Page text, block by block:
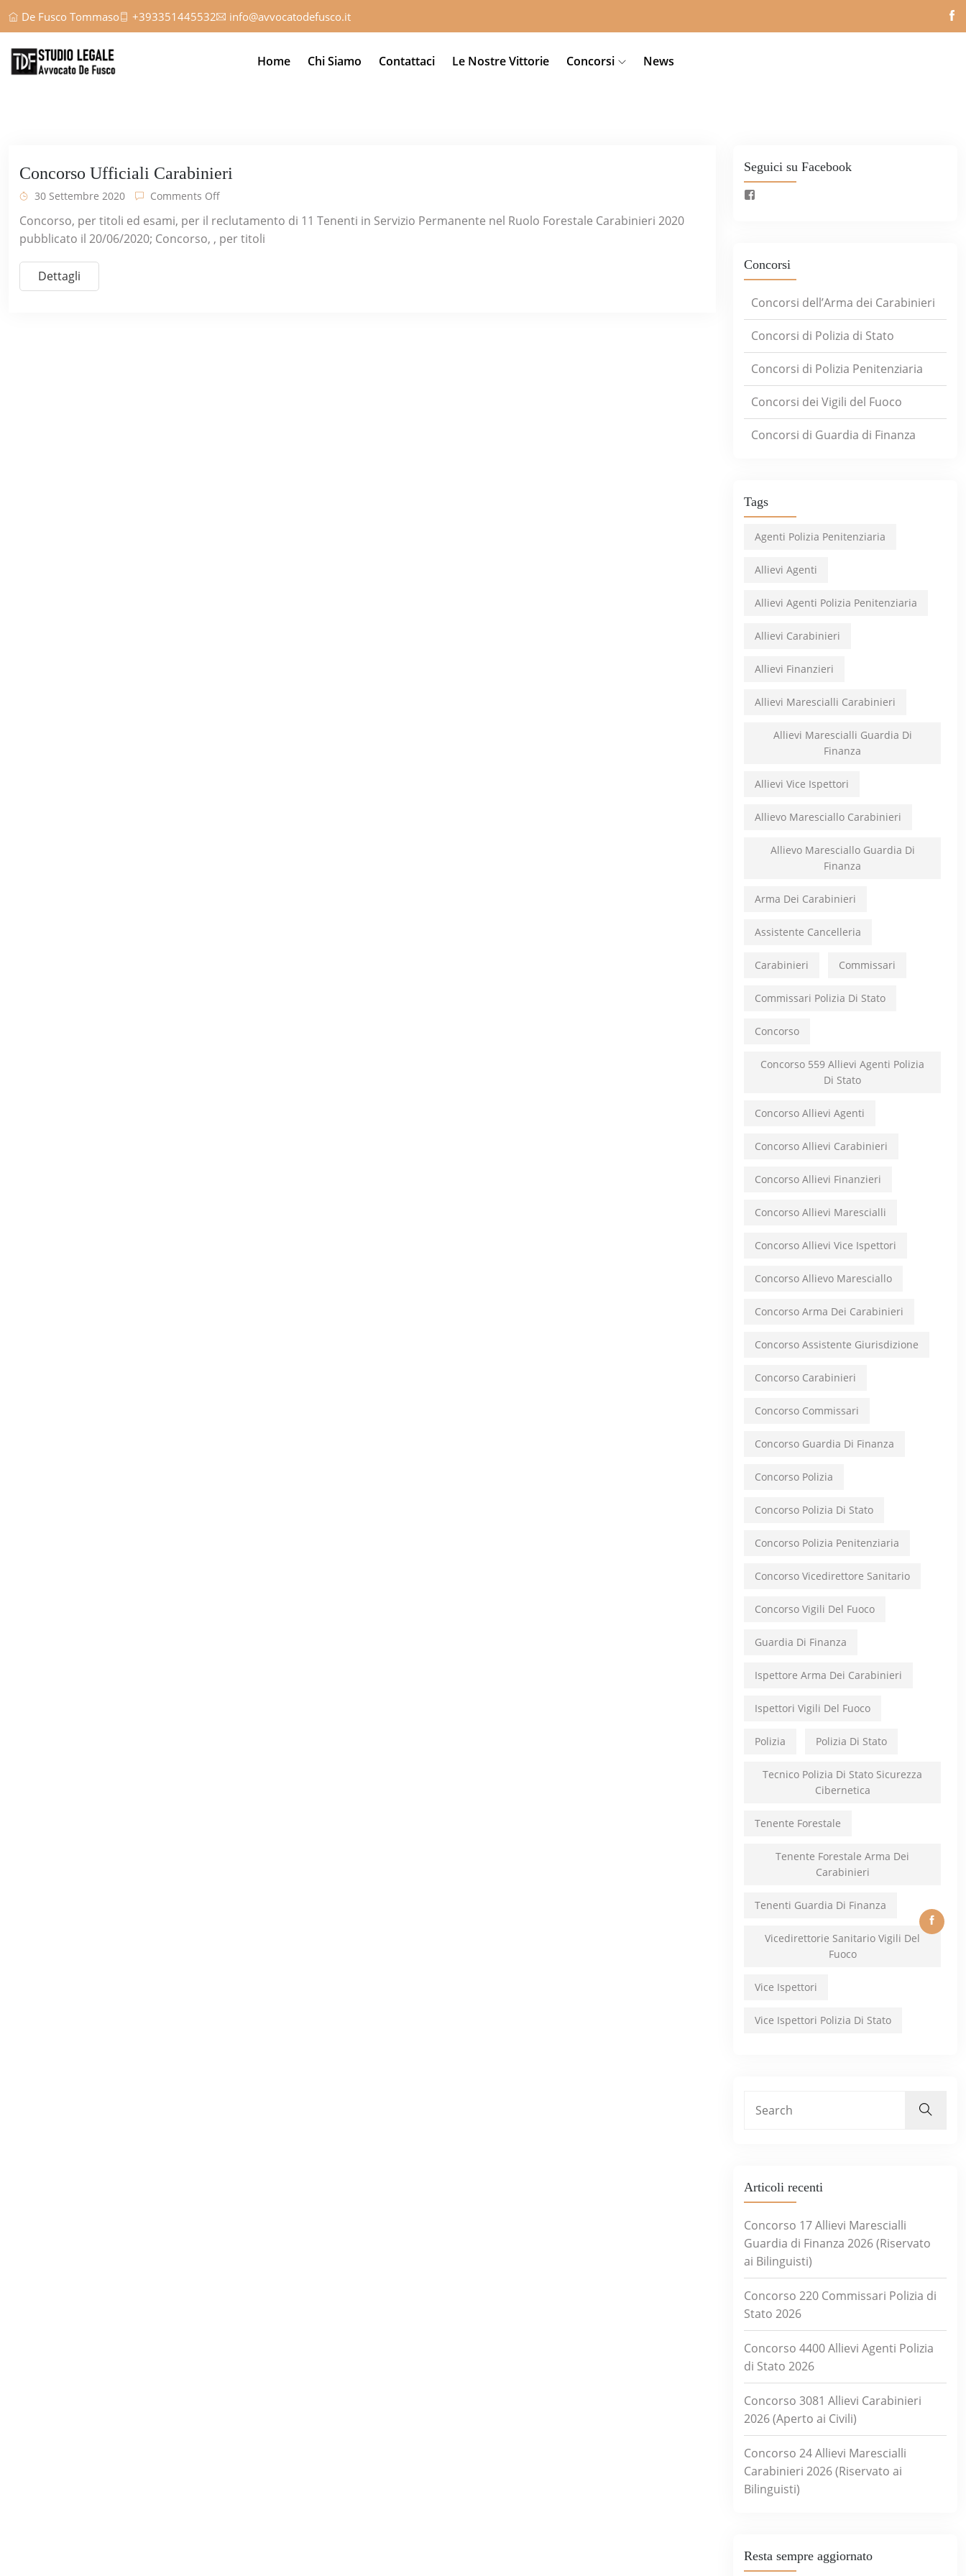
De Fusco Tommaso +393351445532 info@avvocatodefusco.it
Home Chi Siamo Contattaci Le Nostre Vittorie Concorsi News
Concorso Ufficiali Carabinieri
30 Settembre 2020 Comments Off
Concorso, per titoli ed esami, per il reclutamento di 11 Tenenti in Servizio Permanente nel Ruolo Forestale Carabinieri 2020
pubblicato il 20/06/2020; Concorso, , per titoli
Dettagli
Seguici su Facebook
Concorsi
Concorsi dell’Arma dei Carabinieri
Concorsi di Polizia di Stato
Concorsi di Polizia Penitenziaria
Concorsi dei Vigili del Fuoco
Concorsi di Guardia di Finanza
Tags
Agenti Polizia Penitenziaria
Allievi Agenti
Allievi Agenti Polizia Penitenziaria
Allievi Carabinieri
Allievi Finanzieri
Allievi Marescialli Carabinieri
Allievi Marescialli Guardia Di
Finanza
Allievi Vice Ispettori
Allievo Maresciallo Carabinieri
Allievo Maresciallo Guardia Di
Finanza
Arma Dei Carabinieri
Assistente Cancelleria
Carabinieri Commissari
Commissari Polizia Di Stato
Concorso
Concorso 559 Allievi Agenti Polizia
Di Stato
Concorso Allievi Agenti
Concorso Allievi Carabinieri
Concorso Allievi Finanzieri
Concorso Allievi Marescialli
Concorso Allievi Vice Ispettori
Concorso Allievo Maresciallo
Concorso Arma Dei Carabinieri
Concorso Assistente Giurisdizione
Concorso Carabinieri
Concorso Commissari
Concorso Guardia Di Finanza
Concorso Polizia
Concorso Polizia Di Stato
Concorso Polizia Penitenziaria
Concorso Vicedirettore Sanitario
Concorso Vigili Del Fuoco
Guardia Di Finanza
Ispettore Arma Dei Carabinieri
Ispettori Vigili Del Fuoco
Polizia Polizia Di Stato
Tecnico Polizia Di Stato Sicurezza
Cibernetica
Tenente Forestale
Tenente Forestale Arma Dei
Carabinieri
Tenenti Guardia Di Finanza
Vicedirettorie Sanitario Vigili Del
Fuoco
Vice Ispettori
Vice Ispettori Polizia Di Stato
Articoli recenti
Concorso 17 Allievi Marescialli
Guardia di Finanza 2026 (Riservato
ai Bilinguisti)
Concorso 220 Commissari Polizia di
Stato 2026
Concorso 4400 Allievi Agenti Polizia
di Stato 2026
Concorso 3081 Allievi Carabinieri
2026 (Aperto ai Civili)
Concorso 24 Allievi Marescialli
Carabinieri 2026 (Riservato ai
Bilinguisti)
Resta sempre aggiornato